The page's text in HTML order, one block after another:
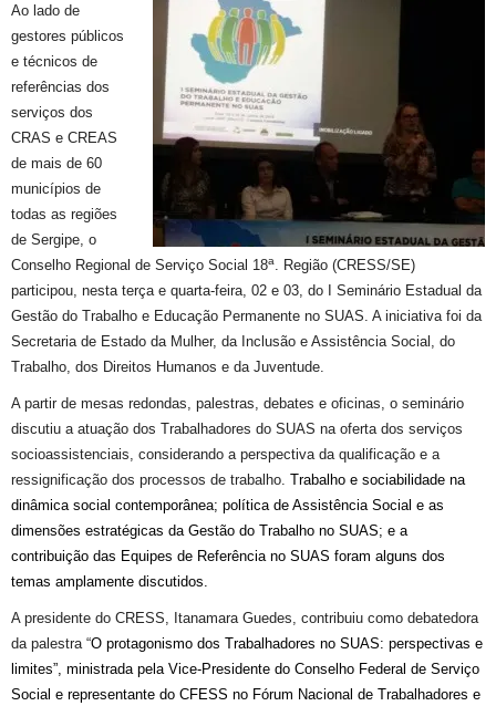
Ao lado de
gestores públicos
e técnicos de
referências dos
serviços dos
CRAS e CREAS
de mais de 60
municípios de
todas as regiões
de Sergipe, o
Conselho Regional de Serviço Social 18a
. Região (CRESS/SE)
participou, nesta terça e quarta-feira, 02 e 03, do
I Seminário Estadual da
Gestão do Trabalho e Educação Permanente no SUAS. A iniciativa foi da
Secretaria de Estado da Mulher, da Inclusão e Assistência Social, do
Trabalho, dos Direitos Humanos e da Juventude
A partir de mesas redondas, palestras, debates e oficinas, o seminário
discutiu a atuação dos Trabalhadores do SUAS na oferta dos serviços
socioassistenciais, considerando a perspectiva da qualificação e a
ressignificação dos processos de trabalho. Trabalho e sociabilidade na
dinâmica social contemporânea; política de Assistência Social e as
dimensões estratégicas da Gestão do Trabalho no SUAS; e a
contribuição das Equipes de Referência no SUAS foram alguns dos
temas amplamente discutidos.
A presidente do CRESS , Itanamara Guedes, contribuiu como debatedora
da palestra “O protagonismo dos Trabalhadores no SUAS: perspectivas e
limites”, ministrada pela Vice-Presidente do Conselho Federal de Serviço
Social e representante do CFESS no Fórum Nacional de Trabalhadores e